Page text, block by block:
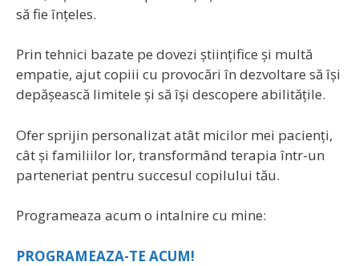
să fie înțeles.
Prin tehnici bazate pe dovezi științifice și multă
empatie, ajut copiii cu provocări în dezvoltare să își
depășească limitele și să își descopere abilitățile.
Ofer sprijin personalizat atât micilor mei pacienți,
cât și familiilor lor, transformând terapia într-un
parteneriat pentru succesul copilului tău.
Programeaza acum o intalnire cu mine:
PROGRAMEAZA-TE ACUM!